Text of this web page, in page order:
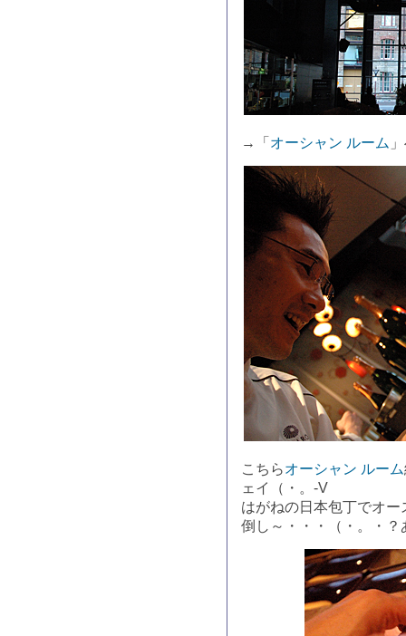
→「 オーシャン ルーム
こちらオーシャン ルーム
ェイ（・。-V
はがねの日本包丁でオ
倒し～・・・（・。・